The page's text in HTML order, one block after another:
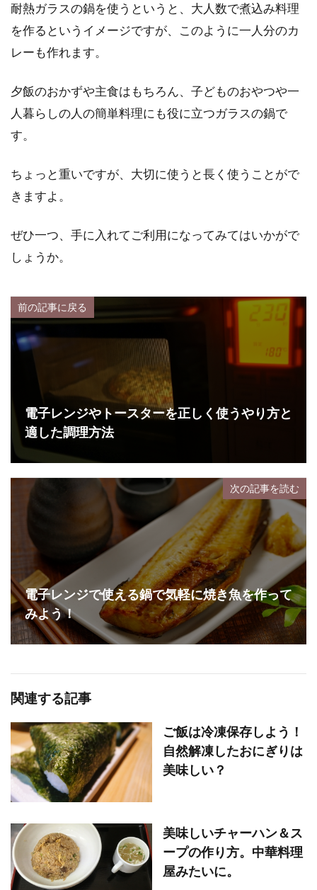
耐熱ガラスの鍋を使うというと、大人数で煮込み料理
を作るというイメージですが、このように一人分のカ
レーも作れます。
夕飯のおかずや主食はもちろん、子どものおやつや一
人暮らしの人の簡単料理にも役に立つガラスの鍋で
す。
ちょっと重いですが、大切に使うと長く使うことがで
きますよ。
ぜひ一つ、手に入れてご利用になってみてはいかがで
しょうか。
前の記事に戻る
電子レンジやトースターを正しく使うやり方と
適した調理方法
次の記事を読む
電子レンジで使える鍋で気軽に焼き魚を作って
みよう！
関連する記事
ご飯は冷凍保存しよう！
自然解凍したおにぎりは
美味しい？
美味しいチャーハン＆ス
ープの作り方。中華料理
屋みたいに。